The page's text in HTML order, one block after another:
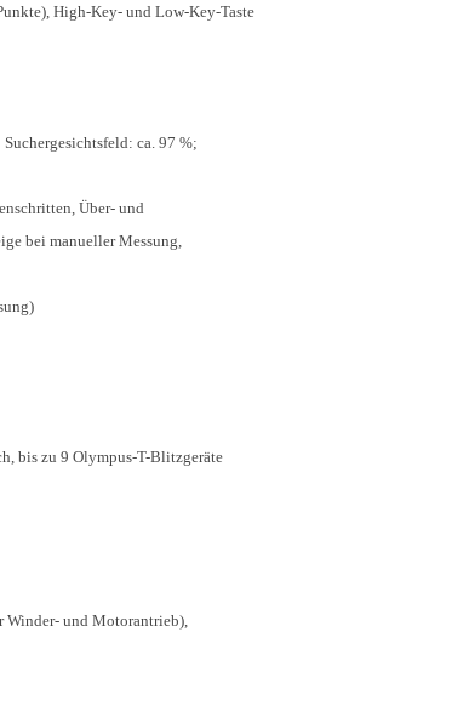
High-Key- und Low-Key-Taste
ca. 97 %;
Über- und
bei manueller Messung,
bis zu 9 Olympus-T-Blitzgeräte
Winder- und Motorantrieb),